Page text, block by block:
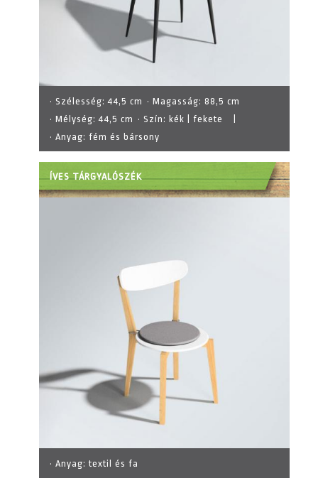
· Szélesség:44,5 cm · Magasság: 88,5 cm
· Mélység:44,5 cm · Szín: kék | fekete
· Anyag: fém és bársony
ÍVES TÁRGYALÓSZÉK
· Anyag:textil és fa